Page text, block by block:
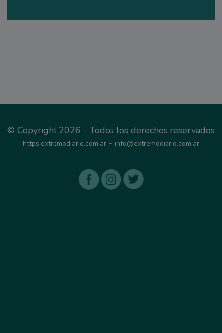
© Copyright 2026 - Todos los derechos reservados
https:extremodiario.com.ar - info@extremodiario.com.ar